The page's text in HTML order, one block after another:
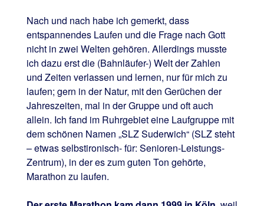
Nach und nach habe ich gemerkt, dass
entspannendes Laufen und die Frage nach Gott
nicht in zwei Welten gehören. Allerdings musste
ich dazu erst die (Bahnläufer-) Welt der Zahlen
und Zeiten verlassen und lernen, nur für mich zu
laufen; gern in der Natur, mit den Gerüchen der
Jahreszeiten, mal in der Gruppe und oft auch
allein. Ich fand im Ruhrgebiet eine Laufgruppe mit
dem schönen Namen „SLZ Suderwich“ (SLZ steht
– etwas selbstironisch- für: Senioren-Leistungs-
Zentrum), in der es zum guten Ton gehörte,
Marathon zu laufen.